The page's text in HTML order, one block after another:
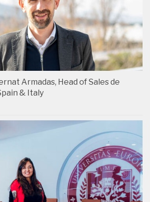
Armadas, Head of Sales de
& Italy